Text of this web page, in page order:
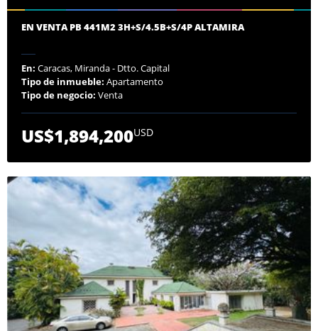
EN VENTA PB 441M2 3H+S/4.5B+S/4P ALTAMIRA
En: Caracas, Miranda - Dtto. Capital
Tipo de inmueble: Apartamento
Tipo de negocio: Venta
US$1,894,200USD